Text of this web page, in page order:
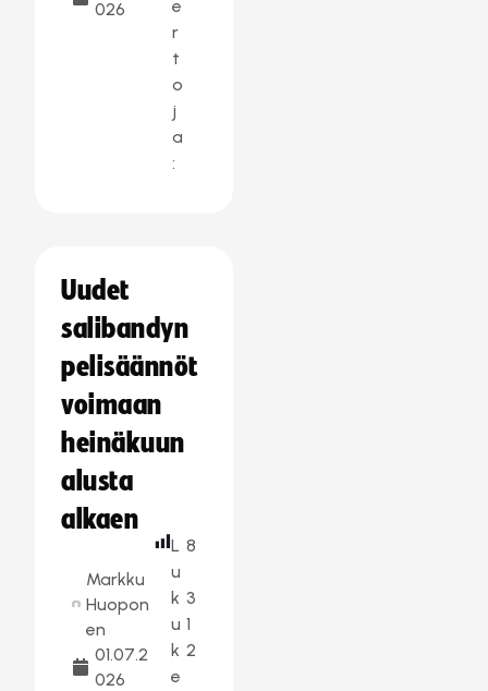
026
e
r
t
o
j
a
:
Uudet
salibandyn
pelisäännöt
voimaan
heinäkuun
alusta
alkaen
Markku
Huopon
en
01.07.2
026
L
u
k
u
k
e
8
3
1
2